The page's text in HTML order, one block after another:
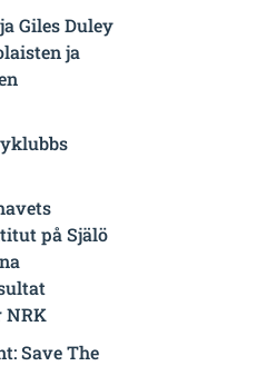
Giles Duley
ja
på Själö
NRK
Save The